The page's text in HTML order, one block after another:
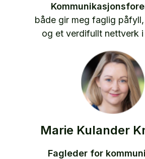
både gir meg faglig
og et verdifullt nettverk i
Marie Kulander
Fagleder for